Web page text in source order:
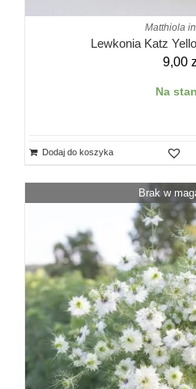
Matthiola
Lewkonia Katz
9,00
Na
Dodaj do koszyka
Brak w